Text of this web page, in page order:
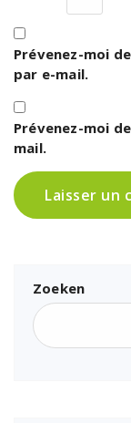
Prévenez-moi
par e-mail.
Prévenez-moi
mail.
Zoeken